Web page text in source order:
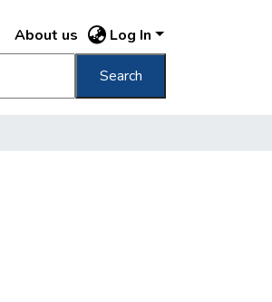
About us Log In
Search